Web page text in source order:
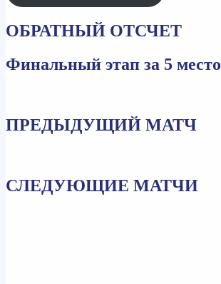
ОБРАТНЫЙ ОТСЧЕТ
Финальный этап за 5 место
ПРЕДЫДУЩИЙ МАТЧ
СЛЕДУЮЩИЕ МАТЧИ